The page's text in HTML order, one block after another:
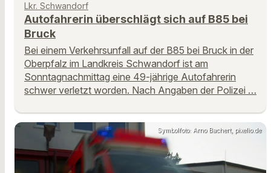
Lkr. Schwandorf
Autofahrerin überschlägt sich auf B85 bei
Bruck
Bei einem Verkehrsunfall auf der B85 bei Bruck in der
Oberpfalz im Landkreis Schwandorf ist am
Sonntagnachmittag eine 49-jährige Autofahrerin
schwer verletzt worden. Nach Angaben der Polizei …
Symbolfoto: Arno Bachert, pixelio.de